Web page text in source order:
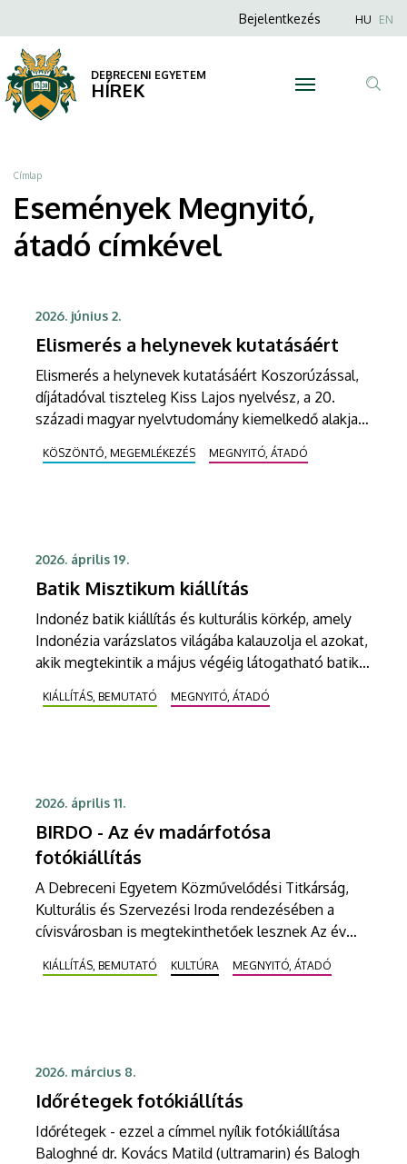
átadó
|
DEBRECENI
EGYETEM
a
tartalomra
Anonim
menüje
Bejelentkezés HU EN
DEBRECENI EGYETEM
HÍREK
Morzsa
Címlap
Események Megnyitó,
átadó címkével
2026. június 2.
Elismerés a helynevek kutatásáért
Elismerés a helynevek kutatásáért Koszorúzással,
díjátadóval tiszteleg Kiss Lajos nyelvész, a 20.
századi magyar nyelvtudomány kiemelkedő alakja
Kar Magyar Nyelvtudományi Tanszéke. Az
KÖSZÖNTŐ, MEGEMLÉKEZÉS MEGNYITÓ, ÁTADÓ
2026. április 19.
Batik Misztikum kiállítás
Indonéz batik kiállítás és kulturális körkép, amely
Indonézia varázslatos világába kalauzolja el azokat,
akik megtekintik a május végéig látogatható batik
KIÁLLÍTÁS, BEMUTATÓ MEGNYITÓ, ÁTADÓ
2026. április 11.
BIRDO - Az év madárfotósa
fotókiállítás
A Debreceni Egyetem Közművelődési Titkárság,
Kulturális és Szervezési Iroda rendezésében a
cívisvárosban is megtekinthetőek lesznek Az év
képeiből készült tárlat.
KIÁLLÍTÁS, BEMUTATÓ KULTÚRA MEGNYITÓ, ÁTADÓ
2026. március 8.
Időrétegek fotókiállítás
Időrétegek - ezzel a címmel nyílik fotókiállítása
Baloghné dr. Kovács Matild (ultramarin) és Balogh